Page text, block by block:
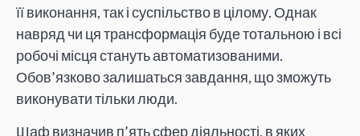
її виконання, так і суспільство в цілому. Однак
навряд чи ця трансформація буде тотальною і всі
робочі місця стануть автоматизованими.
Обов’язково залишаться завдання, що зможуть
виконувати тільки люди.
Шаф визначив п’ять сфер діяльності, в яких